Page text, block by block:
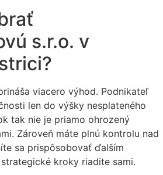
s.r.o. v
viacero výhod. Podnikateľ
len do výšky nesplateného
tak nie je priamo ohrozený
Zároveň máte plnú kontrolu nad
sa prispôsobovať ďalším
kroky riadite sami.